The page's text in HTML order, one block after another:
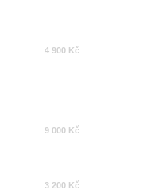
4 900 Kč
9 000 Kč
3 200 Kč